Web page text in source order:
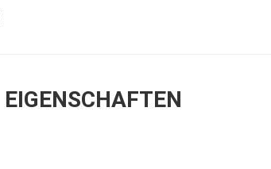
EIGENSCHAFTEN